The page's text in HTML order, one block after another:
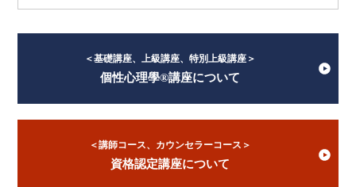
＜基礎講座、上級講座、特別上級講座＞
個性心理學®講座について
＜講師コース、カウンセラーコース＞
資格認定講座について